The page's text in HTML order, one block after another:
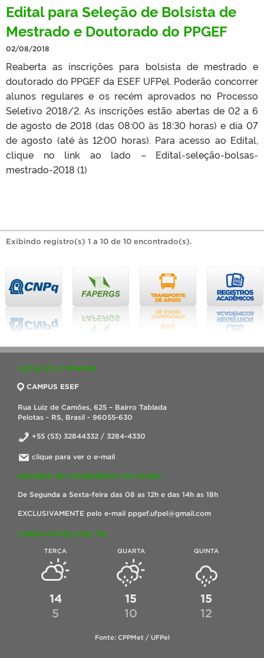
Edital para Seleção de Bolsista de
Mestrado e Doutorado do PPGEF
02/08/2018
Reaberta as inscrições para bolsista de mestrado e
doutorado do PPGEF da ESEF UFPel. Poderão concorrer
alunos regulares e os recém aprovados no Processo
Seletivo 2018/2. As inscrições estão abertas de 02 a 6
de agosto de 2018 (das 08:00 às 18:30 horas) e dia 07
de agosto (até às 12:00 horas). Para acesso ao Edital,
clique no link ao lado – Edital-seleção-bolsas-
mestrado-2018 (1)
Exibindo registro(s) 1 a 10 de 10 encontrado(s).
LOCALIZE O PPGCMH
CAMPUS ESEF
Rua Luiz de Camões, 625 – Bairro Tablada
Pelotas - RS, Brasil - 96055-630
+55 (53) 32844332 / 3284-4330
clique para ver o e-mail
HORÁRIO DE ATENDIMENTO DO PPGEF
De Segunda a Sexta-feira das 08 as 12h e das 14h as 18h
EXCLUSIVAMENTE pelo e-mail ppgef.ufpel@gmail.com
TEMPO EM PELOTAS, RS
TERÇA
14
5
QUARTA
15
10
QUINTA
15
12
Fonte: CPPMet / UFPel